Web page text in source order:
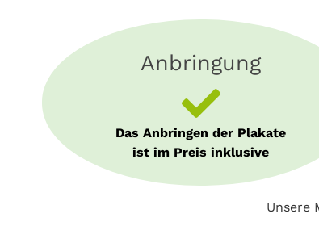
Anbringung
Das Anbringen der Plakate
ist im Preis inklusive
Unsere